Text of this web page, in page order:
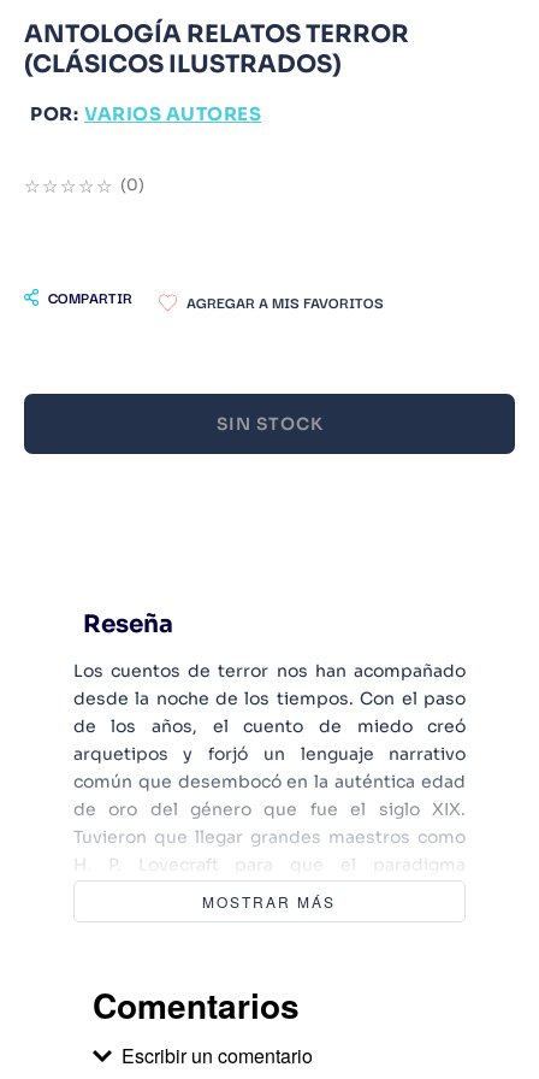
ANTOLOGÍA RELATOS TERROR
(CLÁSICOS ILUSTRADOS)
POR: VARIOS AUTORES
☆☆☆☆☆ (0)
COMPARTIR
SIN STOCK
Reseña
Los cuentos de terror nos han acompañado
desde la noche de los tiempos. Con el paso
de los años, el cuento de miedo creó
arquetipos y forjó un lenguaje narrativo
común que desembocó en la auténtica edad
de oro del género que fue el siglo XIX.
Tuvieron que llegar grandes maestros como
H. P. Lovecraft para que el paradigma
cambiase, pero el fondo siempre era el
mismo: el miedo a lo desconocido. En esta
mejor han sabido activar los resortes que nos
última instancia
MOSTRAR MÁS
Comentarios
Escribir un comentario
9. Warhammer
10.Infantil